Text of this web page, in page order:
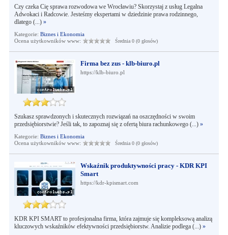
Czy czeka Cię sprawa rozwodowa we Wrocławiu? Skorzystaj z usług Legalna
Adwokaci i Radcowie. Jesteśmy ekspertami w dziedzinie prawa rodzinnego,
dlatego (...) »
Kategorie: Biznes i Ekonomia
Ocena użytkowników www:
Średnia 0 (0 głosów)
Firma bez zus - klb-biuro.pl
https://klb-biuro.pl
Szukasz sprawdzonych i skutecznych rozwiązań na oszczędności w swoim
przedsiębiorstwie? Jeśli tak, to zapoznaj się z ofertą biura rachunkowego (...) »
Kategorie: Biznes i Ekonomia
Ocena użytkowników www:
Średnia 0 (0 głosów)
Wskaźnik produktywności pracy - KDR KPI
Smart
https://kdr-kpismart.com
KDR KPI SMART to profesjonalna firma, która zajmuje się kompleksową analizą
kluczowych wskaźników efektywności przedsiębiorstw. Analizie podlega (...) »